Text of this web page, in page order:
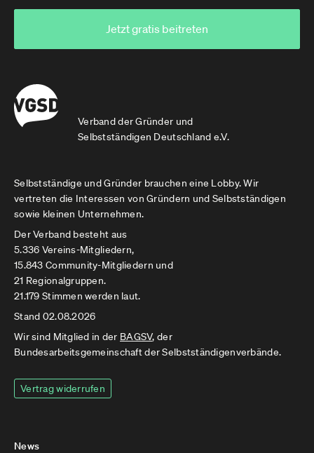
Verband der Gründer und
Selbstständigen Deutschland e.V.
Jetzt gratis beitreten
Selbstständige und Gründer brauchen eine Lobby. Wir
vertreten die Interessen von Gründern und Selbstständigen
sowie kleinen Unternehmen.
Der Verband besteht aus
5.336 Vereins-Mitgliedern,
15.843 Community-Mitgliedern und
21 Regionalgruppen.
21.179 Stimmen werden laut.
Stand 02.08.2026
Wir sind Mitglied in der BAGSV, der
Bundesarbeitsgemeinschaft der Selbstständigenverbände.
Vertrag widerrufen
News